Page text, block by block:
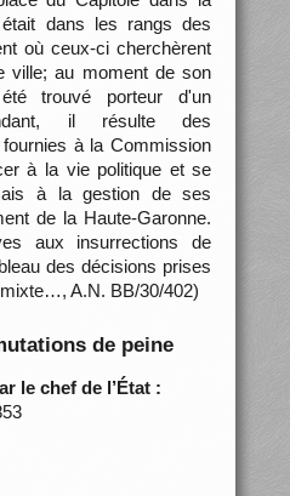
dans les rangs des
où ceux-ci cherchèrent
ville; au moment de son
trouvé porteur d'un
il résulte des
à la Commission
à la vie politique et se
à la gestion de ses
de la Haute-Garonne.
aux insurrections de
des décisions prises
A.N. BB/30/402)
de peine
le chef de l’État :